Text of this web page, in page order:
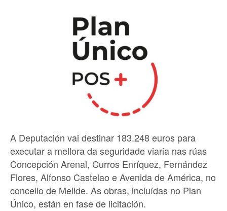
A Deputación vai destinar 183.248 euros para
executar a mellora da seguridade viaria nas rúas
Concepción Arenal, Curros Enríquez, Fernández
Flores, Alfonso Castelao e Avenida de América, no
concello de Melide. As obras, incluídas no Plan
Único, están en fase de licitación.